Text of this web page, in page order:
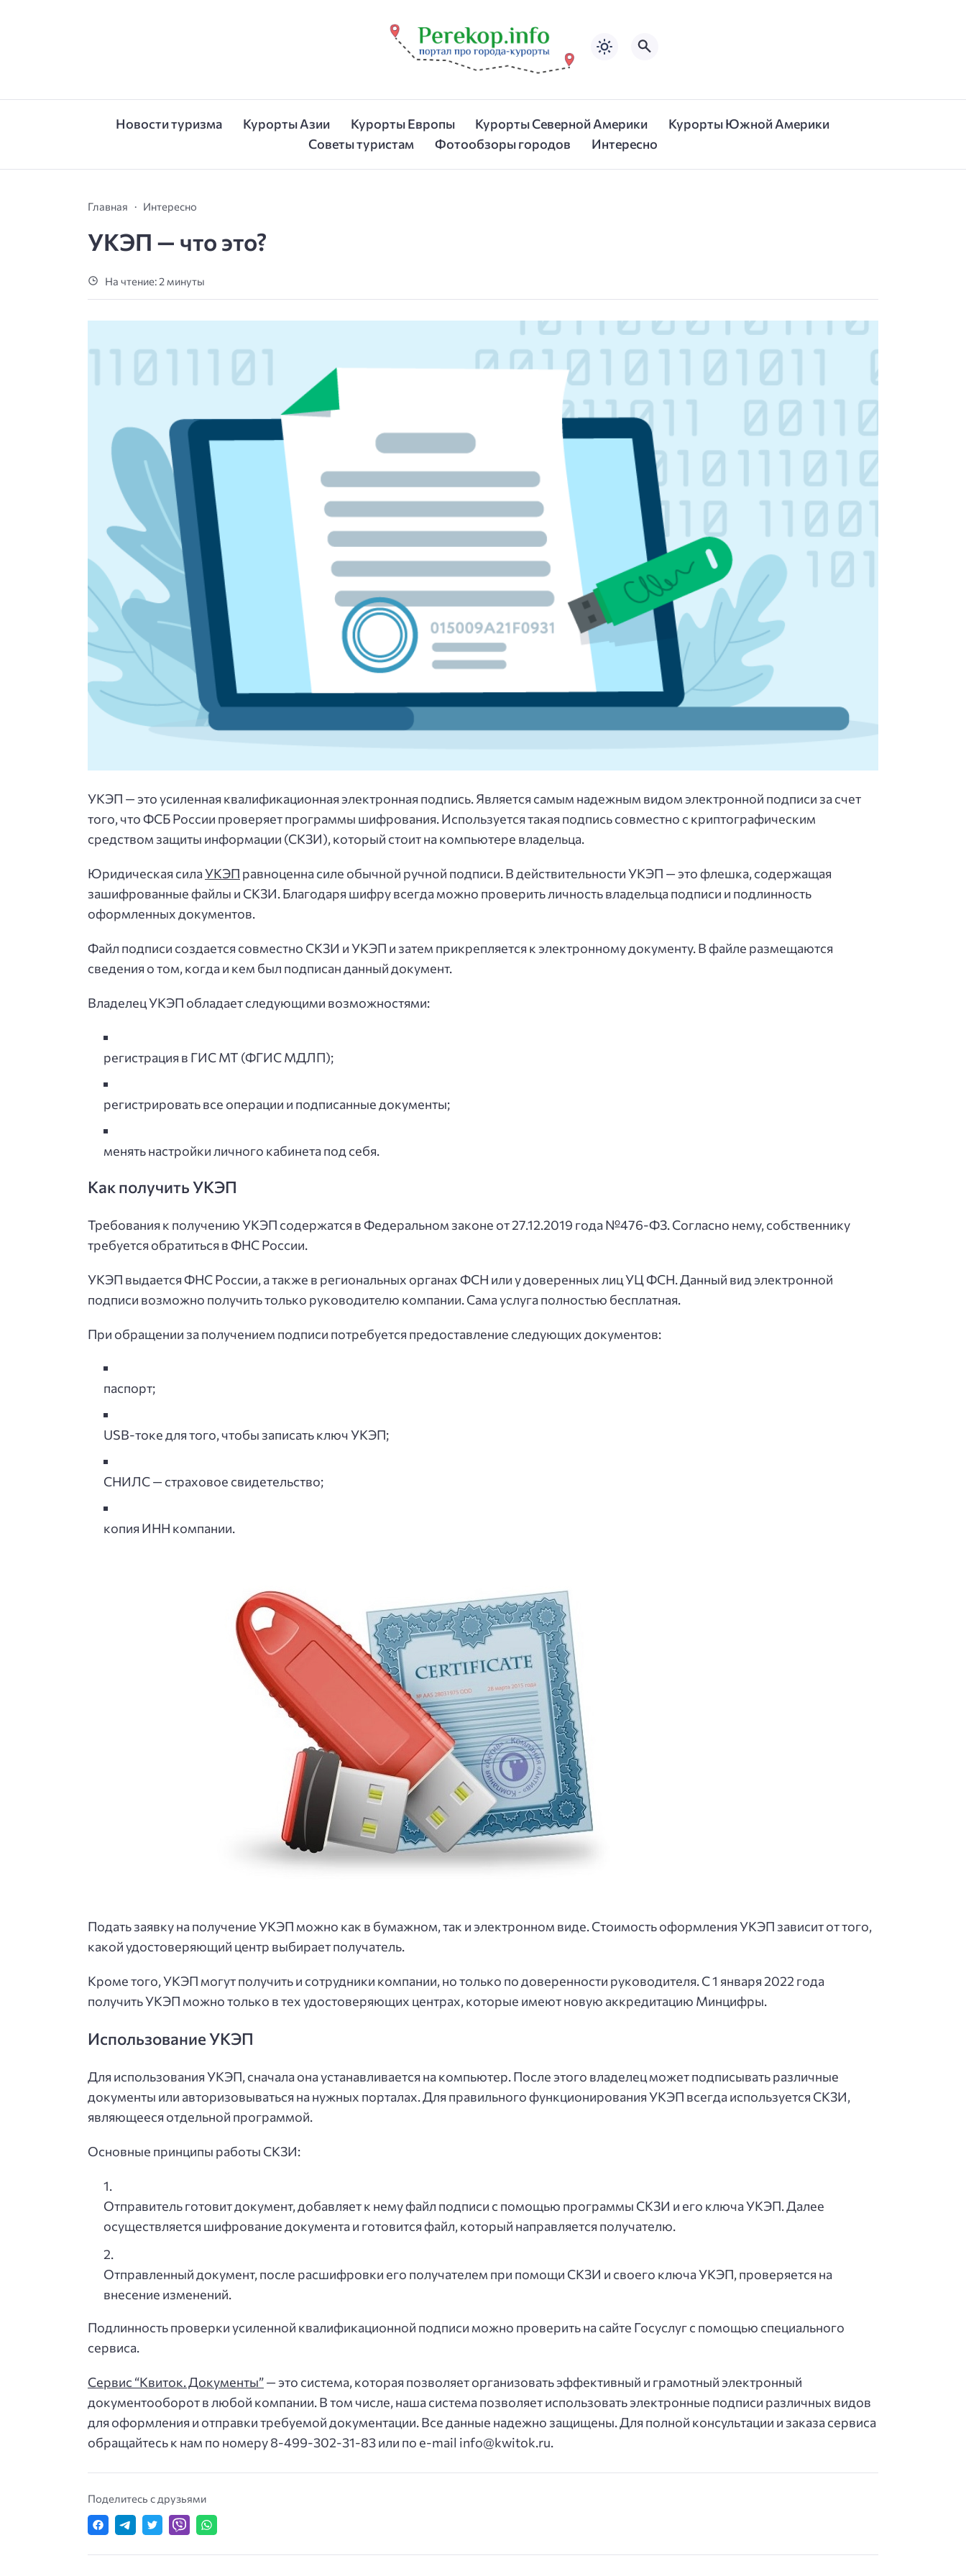
Новости туризма Курорты Азии Курорты Европы Курорты Северной Америки
Курорты Южной Америки
Советы туристам
Фотообзоры городов Интересно
Главная Интересно
УКЭП — что это?
На чтение: 2 минуты
УКЭП — это усиленная квалификационная электронная подпись. Является самым надежным видом электронной подписи за счет
того, что ФСБ России проверяет программы шифрования. Используется такая подпись совместно с криптографическим
средством защиты информации (СКЗИ), который стоит на компьютере владельца.
Юридическая силаУКЭП равноценна силе обычной ручной подписи. В действительности УКЭП — это флешка, содержащая
зашифрованные файлы и СКЗИ. Благодаря шифру всегда можно проверить личность владельца подписи и подлинность
оформленных документов.
Файл подписи создается совместно СКЗИ и УКЭП и затем прикрепляется к электронному документу. В файле размещаются
сведения о том, когда и кем был подписан данный документ.
Владелец УКЭП обладает следующими возможностями:
регистрация в ГИС МТ (ФГИС МДЛП);
регистрировать все операции и подписанные документы;
менять настройки личного кабинета под себя.
Как получить УКЭП
Требования к получению УКЭП содержатся в Федеральном законе от 27.12.2019 года №476-ФЗ. Согласно нему, собственнику
требуется обратиться в ФНС России.
УКЭП выдается ФНС России, а также в региональных органах ФСН или у доверенных лиц УЦ ФСН. Данный вид электронной
подписи возможно получить только руководителю компании. Сама услуга полностью бесплатная.
При обращении за получением подписи потребуется предоставление следующих документов:
паспорт;
USB-токе для того, чтобы записать ключ УКЭП;
СНИЛС — страховое свидетельство;
копия ИНН компании.
Подать заявку на получение УКЭП можно как в бумажном, так и электронном виде. Стоимость оформления УКЭП зависит от того,
какой удостоверяющий центр выбирает получатель.
Кроме того, УКЭП могут получить и сотрудники компании, но только по доверенности руководителя. С 1 января 2022 года
получить УКЭП можно только в тех удостоверяющих центрах, которые имеют новую аккредитацию Минцифры.
Использование УКЭП
Для использования УКЭП, сначала она устанавливается на компьютер. После этого владелец может подписывать различные
документы или авторизовываться на нужных порталах. Для правильного функционирования УКЭП всегда используется СКЗИ,
являющееся отдельной программой.
Основные принципы работы СКЗИ:
Отправитель готовит документ, добавляет к нему файл подписи с помощью программы СКЗИ и его ключа УКЭП. Далее
осуществляется шифрование документа и готовится файл, который направляется получателю.
Отправленный документ, после расшифровки его получателем при помощи СКЗИ и своего ключа УКЭП, проверяется на
внесение изменений.
Подлинность проверки усиленной квалификационной подписи можно проверить на сайте Госуслуг с помощью специального
сервиса.
Сервис “Квиток. Документы”— это система, которая позволяет организовать эффективный и грамотный электронный
документооборот в любой компании. В том числе, наша система позволяет использовать электронные подписи различных видов
для оформления и отправки требуемой документации. Все данные надежно защищены. Для полной консультации и заказа сервиса
обращайтесь к нам по номеру 8-499-302-31-83 или по e-mail info@kwitok.ru.
Поделитесь с друзьями